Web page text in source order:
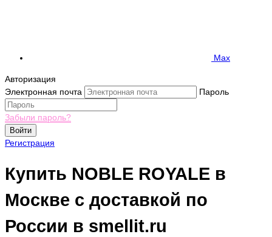
Max
Авторизация
Электронная почта
Пароль
Забыли пароль?
Войти
Регистрация
Купить NOBLE ROYALE в
Москве с доставкой по
России в smellit.ru